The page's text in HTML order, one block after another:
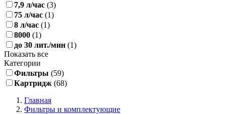
7,9 л/час (3)
75 л/час (1)
8 л/час (1)
8000 (1)
до 30 лит./мин (1)
Показать все
Категории
Фильтры (59)
Картридж (68)
Главная
Фильтры и комплектующие